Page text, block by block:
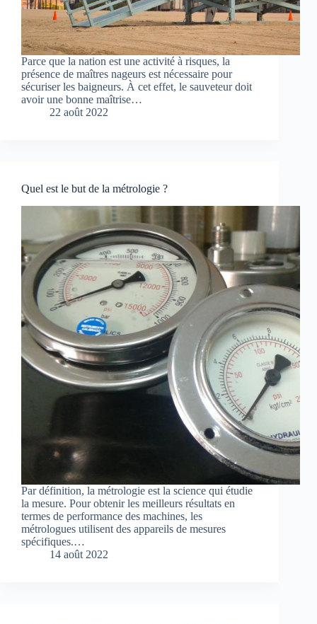
Parce que la nation est une activité à risques, la
présence de maîtres nageurs est nécessaire pour
sécuriser les baigneurs. À cet effet, le sauveteur doit
avoir une bonne maîtrise…
22 août 2022
Quel est le but de la métrologie ?
Par définition, la métrologie est la science qui étudie
la mesure. Pour obtenir les meilleurs résultats en
termes de performance des machines, les
métrologues utilisent des appareils de mesures
spécifiques.…
14 août 2022